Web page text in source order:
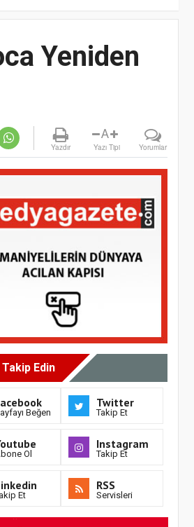
Yeniden
Yazdır
A
Yazı Tipi Yorumlar
Edin
Beğen
Twitter
Takip Et
Ol
Instagram
Takip Et
Et
RSS
Servisleri